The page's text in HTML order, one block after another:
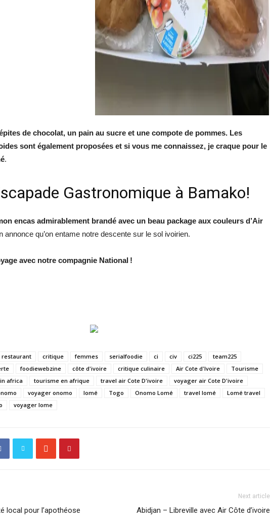
de chocolat, un pain au sucre et une compote de pommes. Les
sont également proposées et si vous me connaissez, je craque pour le
.
Gastronomique à Bamako!
encas admirablement brandé avec un beau package aux couleurs d’Air
annonce qu’on entame notre descente sur le sol ivoirien.
avec notre compagnie National !
restaurant critique femmes serialfoodie ci civ ci225
team225
foodiewebzine côte d'ivoire critique culinaire Air Cote d'Ivoire
Tourisme
africa tourisme en afrique travel air Cote D'ivoire
voyager air Cote D'ivoire
voyager onomo lomé Togo Onomo Lomé travel lomé
Lomé travel
voyager lome
local pour l’apothéose
Next article
Abidjan – Libreville avec Air Côte d’ivoire